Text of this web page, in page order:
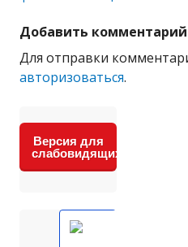
Добавить комментарий
Для отправки
авторизоваться.
Версия для
слабовидящих